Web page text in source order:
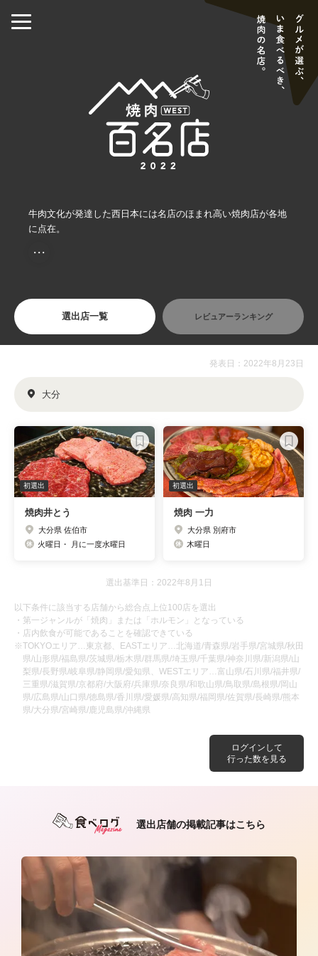
牛肉文化が発達した西日本には名店のほまれ高い焼肉店が各地
に点在。
・・・
選出店一覧 レビュアーランキング
ログインして
行った数を見る
発表日：2022年8月23日
大分
初選出
焼肉井とう
大分県 佐伯市
火曜日・ 月に一度水曜日
初選出
焼肉 一力
大分県 別府市
木曜日
選出基準日：2022年8月1日
以下条件に該当する店舗から総合点上位100店を選出
・第一ジャンルが「焼肉」または「ホルモン」となっている
・店内飲食が可能であることを確認できている
※TOKYOエリア…東京都、EASTエリア…北海道/青森県/岩手県/宮城県/秋田
県/山形県/福島県/茨城県/栃木県/群馬県/埼玉県/千葉県/神奈川県/新潟県/山
梨県/長野県/岐阜県/静岡県/愛知県、WESTエリア…富山県/石川県/福井県/
三重県/滋賀県/京都府/大阪府/兵庫県/奈良県/和歌山県/鳥取県/島根県/岡山
県/広島県/山口県/徳島県/香川県/愛媛県/高知県/福岡県/佐賀県/長崎県/熊本
県/大分県/宮崎県/鹿児島県/沖縄県
選出店舗の掲載記事はこちら